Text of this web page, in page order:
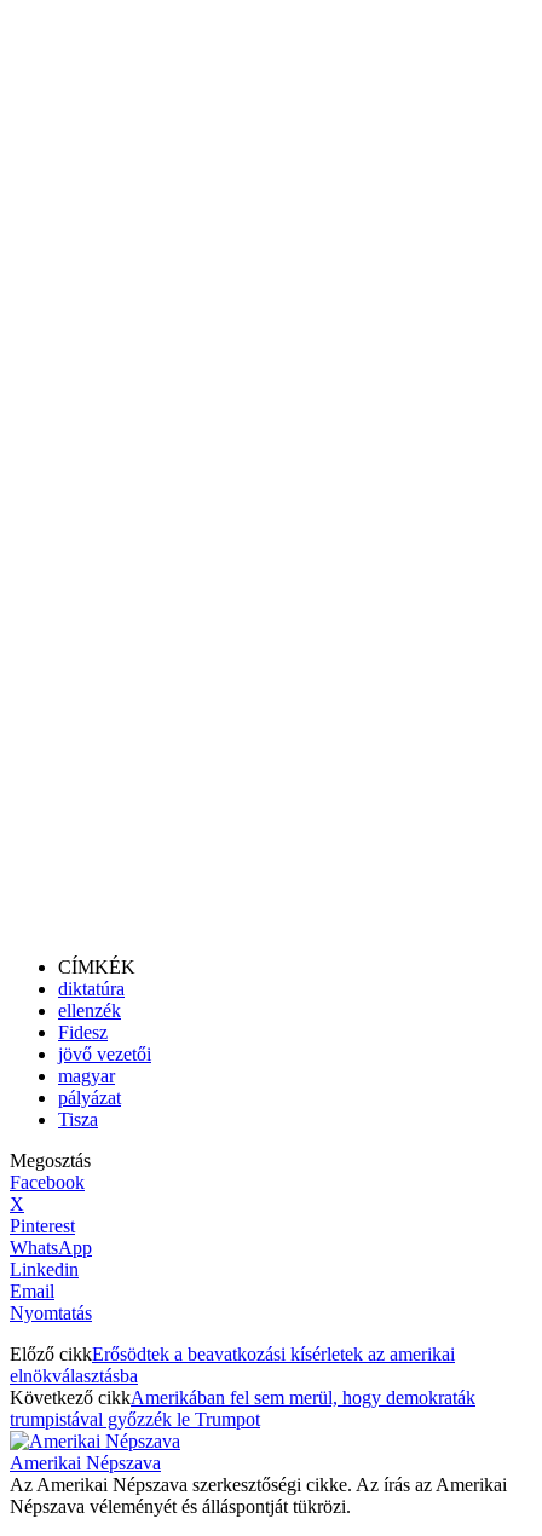
CÍMKÉK
diktatúra
ellenzék
Fidesz
jövő vezetői
magyar
pályázat
Tisza
Megosztás
Facebook
X
Pinterest
WhatsApp
Linkedin
Email
Nyomtatás
Előző cikkErősödtek a beavatkozási kísérletek az amerikai
elnökválasztásba
Következő cikkAmerikában fel sem merül, hogy demokraták
trumpistával győzzék le Trumpot
Amerikai Népszava
Az Amerikai Népszava szerkesztőségi cikke. Az írás az Amerikai
Népszava véleményét és álláspontját tükrözi.